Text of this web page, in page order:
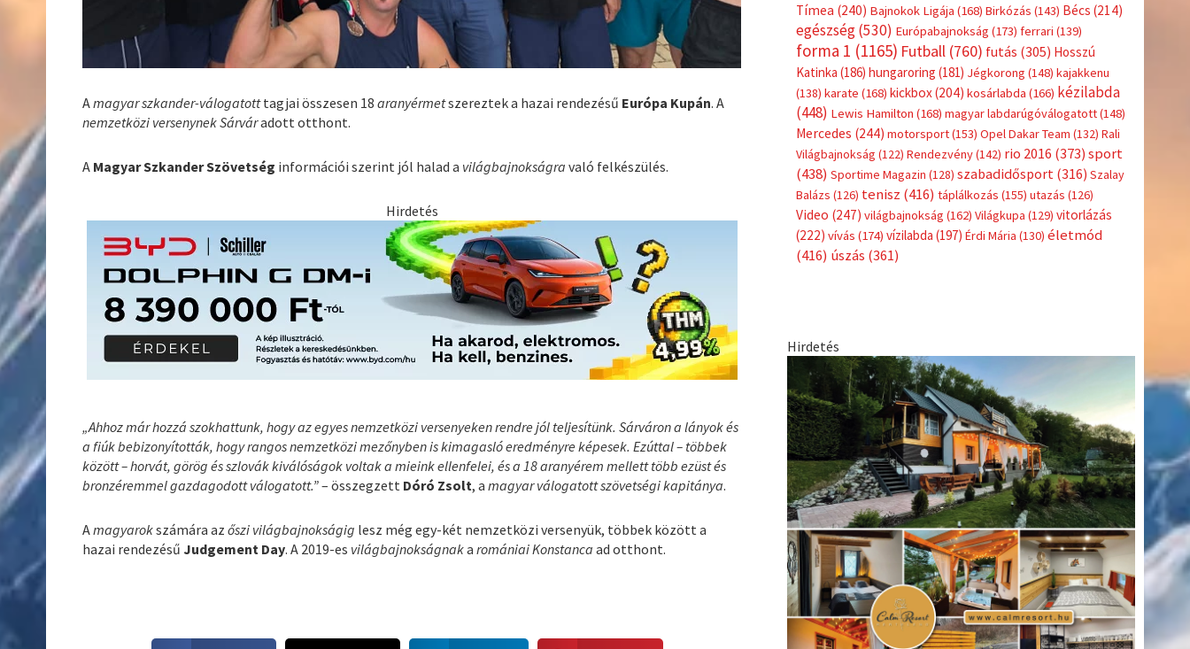
Amagyar szkander-válogatotttagjai összesen 18aranyérmetszereztek a hazai rendezésű Európa Kupán. A
nemzetközi versenynek Sárváradott otthont.
A Magyar Szkander Szövetség információi szerint jól halad a világbajnokságra való felkészülés.
Hirdetés
„Ahhoz már hozzá szokhattunk, hogy az egyes nemzetközi versenyeken rendre jól teljesítünk. Sárváron a lányok és
a fiúk bebizonyították, hogy rangos nemzetközi mezőnyben is kimagasló eredményre képesek. Ezúttal – többek
között – horvát, görög és szlovák kiválóságok voltak a mieink ellenfelei, és a 18 aranyérem mellett több ezüst és
bronzéremmel gazdagodott válogatott.”– összegzett Dóró Zsolt, amagyar válogatott szövetségi kapitánya.
Amagyarokszámára azőszi világbajnokságig lesz még egy-két nemzetközi versenyük, többek között a
hazai rendezésűJudgement Day. A 2019-es világbajnokságnakaromániai Konstanca ad otthont.
Tímea (240) Bajnokok Ligája (168) Birkózás (143) Bécs (214)
egészség(530) Európabajnokság (173) ferrari (139)
forma 1 (1165) Futball(760) futás (305) Hosszú
Katinka (186) hungaroring (181) Jégkorong (148) kajakkenu
(138) karate (168) kickbox(204) kosárlabda (166) kézilabda
(448) Lewis Hamilton (168) magyar labdarúgóválogatott(148)
Mercedes (244) motorsport(153) Opel Dakar Team (132) Rali
Világbajnokság (122) Rendezvény(142) rio 2016 (373) sport
(438) Sportime Magazin (128) szabadidősport (316) Szalay
Balázs (126) tenisz (416) táplálkozás (155) utazás (126)
Video (247) világbajnokság (162) Világkupa (129) vitorlázás
(222) vívás (174) vízilabda (197) Érdi Mária (130) életmód
(416) úszás (361)
Hirdetés